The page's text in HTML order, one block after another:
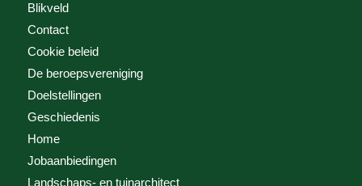
Blikveld
Contact
Cookie beleid
De beroepsvereniging
Doelstellingen
Geschiedenis
Home
Jobaanbiedingen
Landschaps- en tuinarchitect